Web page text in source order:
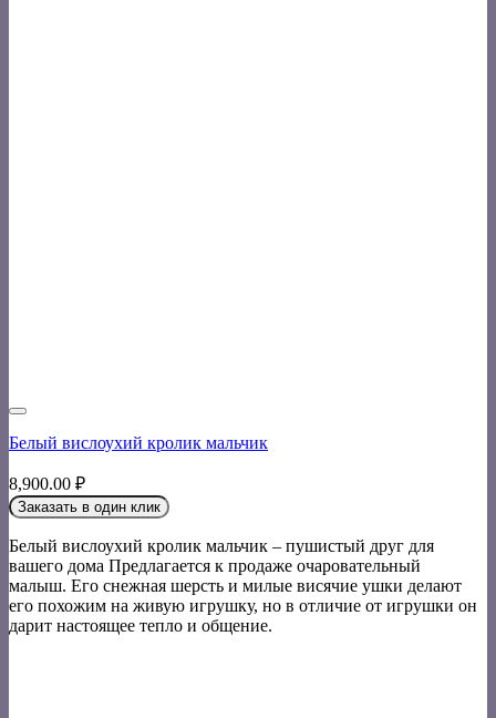
Белый вислоухий кролик мальчик
8,900.00 ₽
Заказать в один клик
Белый вислоухий кролик мальчик – пушистый друг для
вашего дома Предлагается к продаже очаровательный
малыш. Его снежная шерсть и милые висячие ушки делают
его похожим на живую игрушку, но в отличие от игрушки он
дарит настоящее тепло и общение.